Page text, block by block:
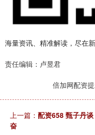
海量资讯、精准解读，尽在
责任编辑：卢昱君
倍加网配资
上一篇： 配资658 甄子丹
奋